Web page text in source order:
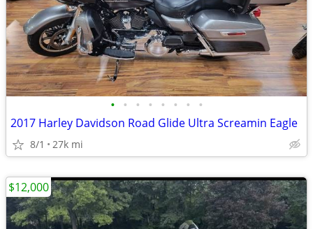
• • • • • • • •
2017 Harley Davidson Road Glide Ultra Screamin Eagle
8/1 27k mi
$12,000